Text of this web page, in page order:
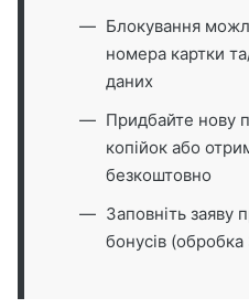
Блокування
номера картки
даних
Придбайте нову
копійок або
безкоштовно
Заповніть заяву
бонусів (обробка